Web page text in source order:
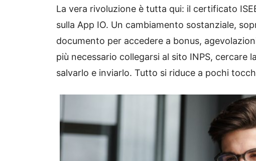
La vera rivoluzione è tutta qui: il certificato
sulla App IO. Un cambiamento sostanziale,
documento per accedere a bonus,
più necessario collegarsi al sito INPS, cercare
salvarlo e inviarlo. Tutto si riduce a pochi